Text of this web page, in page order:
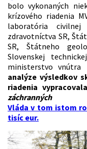
bolo vykonaných
krízového riadenia
laboratória civilnej
zdravotníctva SR,
SR, Štátneho
Slovenskej
ministerstvo vnútra
analýze výsledkov
riadenia vypracovala
Vláda v tom istom
tisíc eur.